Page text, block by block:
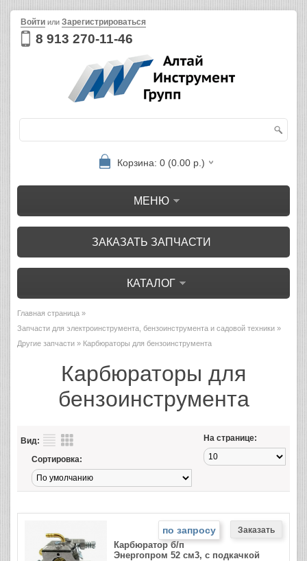
8 913 270-11-46
Войти или Зарегистрироваться
Корзина: 0 (0.00 р.)
МЕНЮ
ЗАКАЗАТЬ ЗАПЧАСТИ
КАТАЛОГ
Главная страница »
Запчасти для электроинструмента, бензоинструмента и садовой техники »
Другие запчасти » Карбюраторы для бензоинструмента
Карбюраторы для
бензоинструмента
Вид: На странице:
Сортировка:
по запросу
Карбюратор б/п
Энергопром 52 см3, с подкачкой